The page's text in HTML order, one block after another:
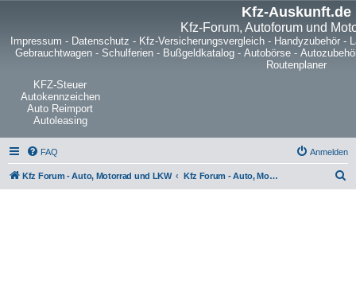
Kfz-Auskunft.de
Kfz-Forum, Autoforum und
Impressum - Datenschutz - Kfz-Versicherungsvergleich - Handyzubehör -
Gebrauchtwagen- Schulferien- Bußgeldkatalog- Autobörse-
Routenplaner
KFZ-Steuer
Autokennzeichen
Auto Reimport
Autoleasing
FAQ Anmelden
Kfz Forum - Auto, Motorrad und LKW Kfz Forum - Auto, Motorrad und LKW